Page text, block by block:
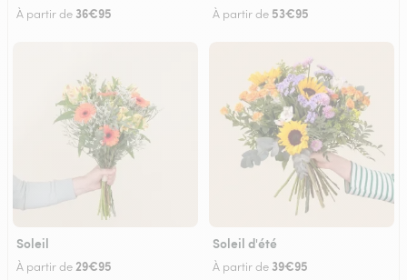
À partir de 36€95 À partir de 53€95
Soleil
À partir de 29€95
Soleil d'été
À partir de 39€95